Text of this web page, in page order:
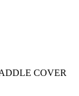
COVER